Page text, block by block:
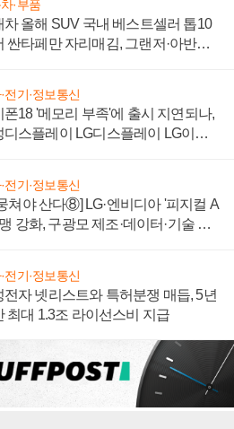
·부품
차 올해 SUV 국내 베스트셀러 톱10
싼타페만 자리매김, 그랜저·아반떼
전기·정보통신
폰18 '메모리 부족'에 출시 지연되나,
디스플레이 LG디스플레이 LG이노
전기·정보통신
쳐야 산다⑧] LG·엔비디아 '피지컬 A
강화, 구광모 제조·데이터·기술 결
전기·정보통신
전자 넷리스트와 특허분쟁 매듭, 5년
최대 1.3조 라이선스비 지급